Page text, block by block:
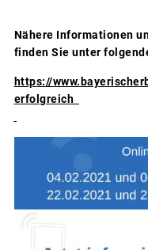
Nähere Informationen
finden Sie unter
https://
erfolgreich